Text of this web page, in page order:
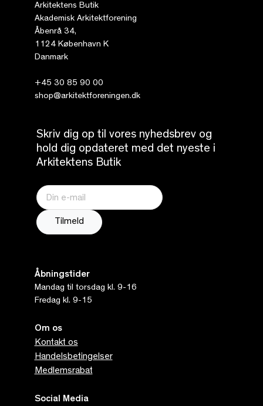
Arkitektens Butik
Akademisk Arkitektforening
Åbenrå 34,
1124 København K
Danmark
+45 30 85 90 00
shop@arkitektforeningen.dk
Skriv dig op til vores nyhedsbrev og
hold dig opdateret med det nyeste i
Arkitektens Butik
Åbningstider
Mandag til torsdag kl. 9-16
Fredag kl. 9-15
Om os
Kontakt os
Handelsbetingelser
Medlemsrabat
Social Media